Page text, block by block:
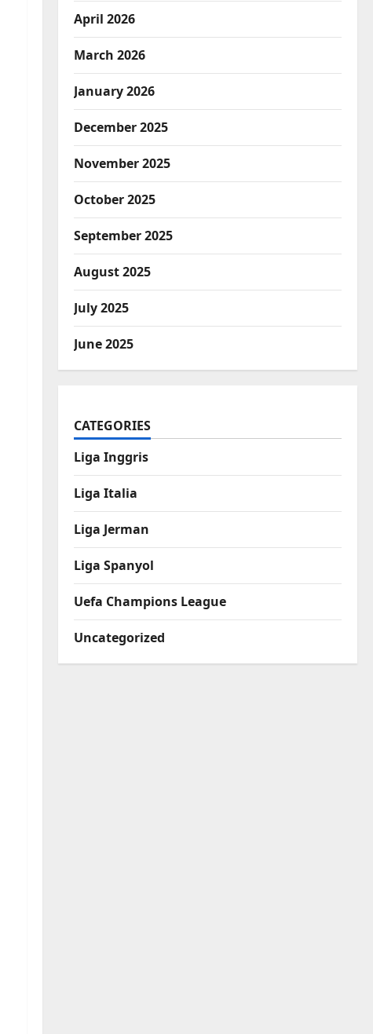
April 2026
March 2026
January 2026
December 2025
November 2025
October 2025
September 2025
August 2025
July 2025
June 2025
CATEGORIES
Liga Inggris
Liga Italia
Liga Jerman
Liga Spanyol
Uefa Champions League
Uncategorized